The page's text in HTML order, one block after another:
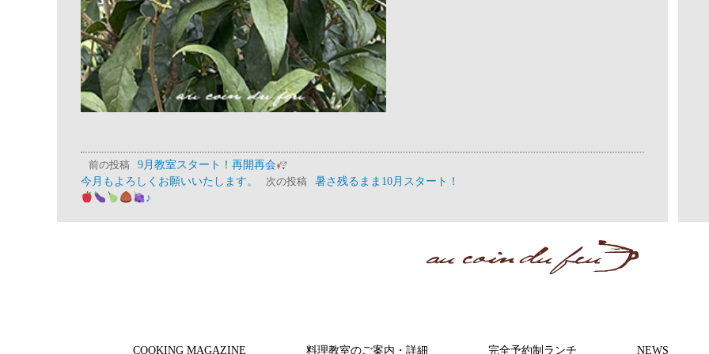
前の投稿
9月教室スタート！再開再会
今月もよろしくお願いいたします。
次の投稿
暑さ残るまま10月スタート！
♪
COOKING MAGAZINE 料理教室のご案内・詳細 完全予約制ランチ NEWS